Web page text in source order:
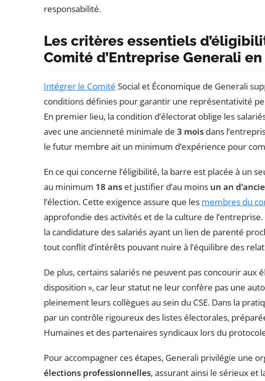
responsabilité.
Les critères essentiels
Comité d’Entreprise Generali en
Intégrer le Comité Social et Économique de Generali
conditions définies pour garantir une représentativité
En premier lieu, la condition d’électorat oblige les
avec une ancienneté minimale de 3 mois dans
le futur membre ait un minimum d’expérience pour
En ce qui concerne l’éligibilité, la barre est placée à un
au minimum 18 ans et justifier d’au moins un an
l’élection. Cette exigence assure que les membres du
approfondie des activités et de la culture de
la candidature des salariés ayant un lien de parenté
tout conflit d’intérêts pouvant nuire à l’équilibre des
De plus, certains salariés ne peuvent pas concourir aux
disposition », car leur statut ne leur confère pas une
pleinement leurs collègues au sein du CSE. Dans la
par un contrôle rigoureux des listes électorales,
Humaines et des partenaires syndicaux lors du
Pour accompagner ces étapes, Generali privilégie une
élections professionnelles, assurant ainsi le sérieux et